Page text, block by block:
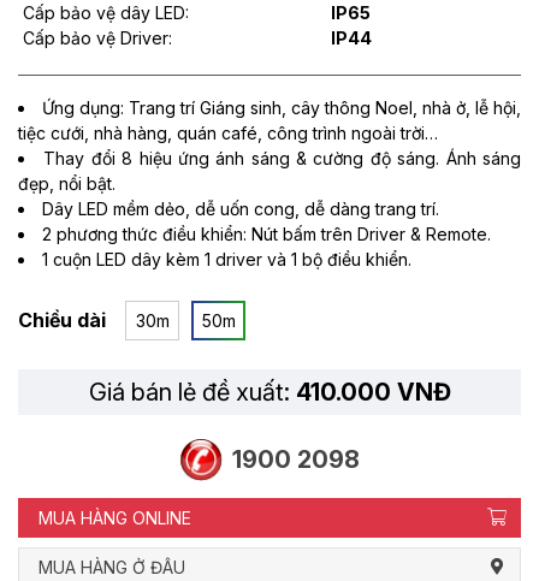
Cấp bảo vệ dây LED:
IP65
Cấp bảo vệ Driver:
IP44
Ứng dụng: Trang trí Giáng sinh, cây thông Noel, nhà ở, lễ hội,
tiệc cưới, nhà hàng, quán café, công trình ngoài trời…
Thay đổi 8 hiệu ứng ánh sáng & cường độ sáng. Ánh sáng
đẹp, nổi bật.
Dây LED mềm dẻo, dễ uốn cong, dễ dàng trang trí.
2 phương thức điều khiển: Nút bấm trên Driver & Remote.
1 cuộn LED dây kèm 1 driver và 1 bộ điều khiển.
Chiều dài 30m 50m
Giá bán lẻ đề xuất: 410.000 VNĐ
1900 2098
MUA HÀNG ONLINE
MUA HÀNG Ở ĐÂU